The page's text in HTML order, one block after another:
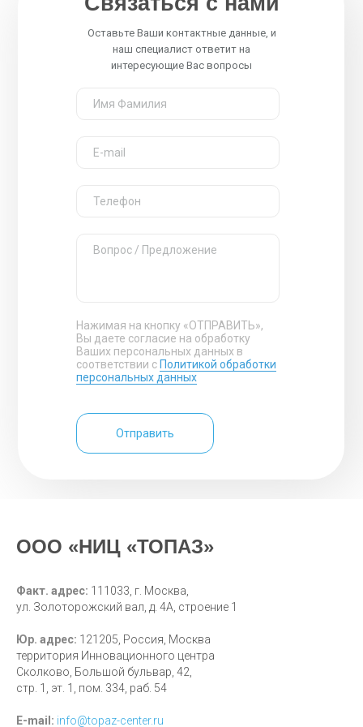
Оставьте Ваши контактные данные, и
наш специалист ответит на
интересующие Вас вопросы
Нажимая на кнопку «ОТПРАВИТЬ»,
Вы даете согласие на обработку
Ваших персональных данных в
соответствии с Политикой обработки
персональных данных
Отправить
ООО «НИЦ «ТОПАЗ»
Факт. адрес: 111033, г. Москва,
ул. Золоторожский вал, д. 4А, строение 1
Юр. адрес: 121205, Россия, Москва
территория Инновационного центра
Сколково, Большой бульвар, 42,
стр. 1, эт. 1, пом. 334, раб. 54
E-mail: info@topaz-center.ru